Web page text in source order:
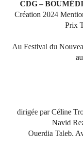
CDG –
Création 2024
Prix
Au Festival du
dirigée par Céline
Navid
Ouerdia Taleb.